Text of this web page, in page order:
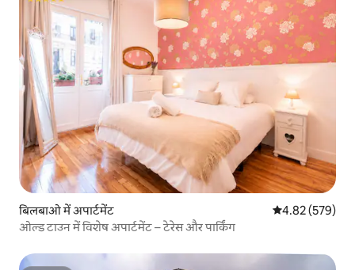
बिलबाओ में अपार्टमेंट औसत रेटिंग 5 में से
4.82 (579)
ओल्ड टाउन में विशेष अपार्टमेंट – टेरेस और पार्किंग